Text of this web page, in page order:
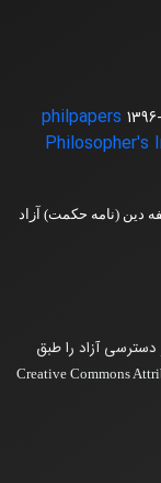
دین (نامه حکمت) آزاد
دسترسی آزاد را طبق
Creative Commons